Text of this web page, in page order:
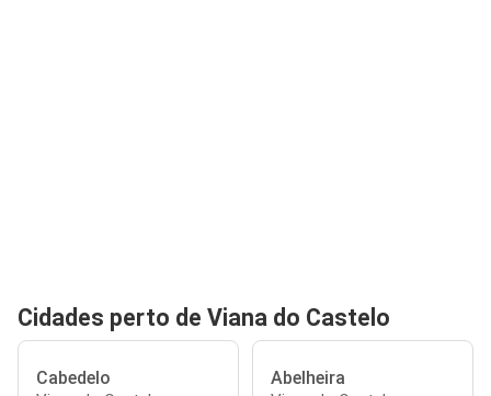
Cidades perto de Viana do Castelo
Cabedelo Abelheira